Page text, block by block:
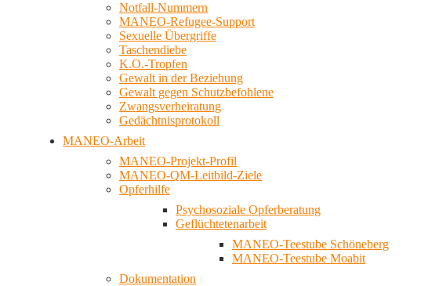
Notfall-Nummern
MANEO-Refugee-Support
Sexuelle Übergriffe
Taschendiebe
K.O.-Tropfen
Gewalt in der Beziehung
Gewalt gegen Schutzbefohlene
Zwangsverheiratung
Gedächtnisprotokoll
MANEO-Arbeit
MANEO-Projekt-Profil
MANEO-QM-Leitbild-Ziele
Opferhilfe
Psychosoziale Opferberatung
Geflüchtetenarbeit
MANEO-Teestube Schöneberg
MANEO-Teestube Moabit
Dokumentation